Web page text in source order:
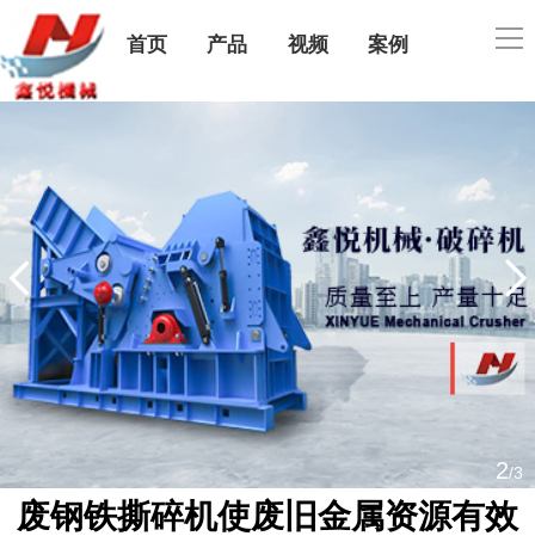
首页 产品 视频 案例
导
公司简介
售后服务
联系我们
2/3
废钢铁撕碎机使废旧金属资源有效